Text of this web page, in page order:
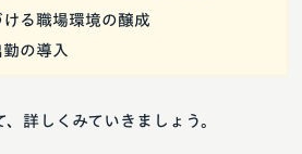
る職場環境の醸成
の導入
詳しくみていきましょう。